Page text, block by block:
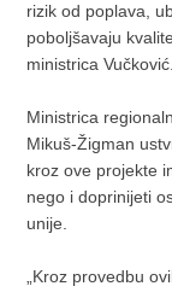
rizik od poplava,
poboljšavaju
ministrica Vučković.
Ministrica
Mikuš-Žigman
kroz ove projekte
nego i doprinijeti
unije.
„Kroz provedbu